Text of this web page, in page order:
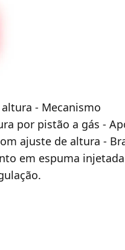
- Mecanismo
por pistão a gás -
ajuste de altura -
em espuma